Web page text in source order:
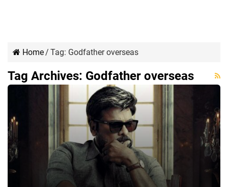
Home/ Tag: Godfather overseas
Tag Archives: Godfather overseas